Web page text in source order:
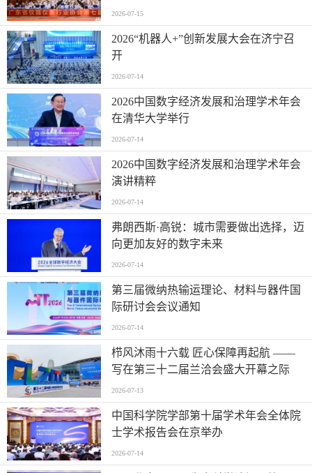
活动并进行走访交流
2026-07-15
2026“机器人+”创新发展大会在济宁召
开
2026-07-14
2026中国数字经济发展和治理学术年会
在清华大学举行
2026-07-14
2026中国数字经济发展和治理学术年会
演讲精粹
2026-07-14
弗朗西斯·高锐：城市需要做出选择，迈
向更加友好的数字未来
2026-07-14
第三届微纳热输运理论、材料与器件国
际研讨会会议通知
2026-07-14
栉风沐雨十六载 匠心保障再起航 ——
写在第三十二届兰洽会盛大开幕之际
2026-07-13
中国科学院学部第十届学术年会全体院
士学术报告会在京举办
2026-07-14